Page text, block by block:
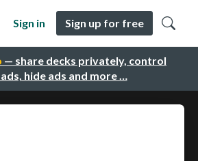
— share decks privately, control
hide ads and more …
Sign in Sign up for free